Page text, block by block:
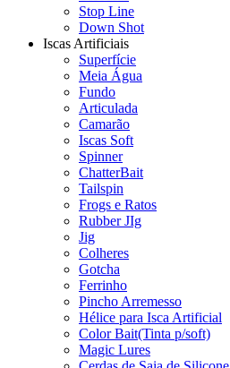
Stop Line
Down Shot
Iscas Artificiais
Superfície
Meia Água
Fundo
Articulada
Camarão
Iscas Soft
Spinner
ChatterBait
Tailspin
Frogs e Ratos
Rubber JIg
Jig
Colheres
Gotcha
Ferrinho
Pincho Arremesso
Hélice para Isca Artificial
Color Bait(Tinta p/soft)
Magic Lures